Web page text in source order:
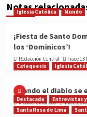
Notas
Iglesia Católica Mundo
¡Fiesta de Santo
los ‘Dominicos’!
Redacción Central
hace 13
Catequesis
Iglesia
Cuando el diablo se
Medios Católicos hace 2
Destacada Entrevistas
Santa Rosa de Lima